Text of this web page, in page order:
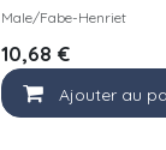
Male/Fabe-Henriet
10,68 €
Ajouter au